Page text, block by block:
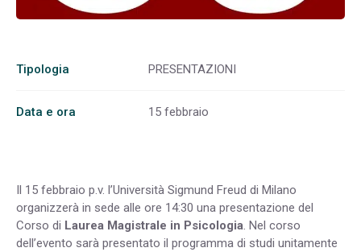
Tipologia PRESENTAZIONI
Data e ora 15 febbraio
Il 15 febbraio p.v. l’Università Sigmund Freud di Milano
organizzerà in sede alle ore 14:30 una presentazione del
Corso di Laurea Magistrale in Psicologia. Nel corso
dell’evento sarà presentato il programma di studi unitamente